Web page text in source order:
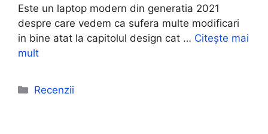
Este un laptop modern din generatia 2021
despre care vedem ca sufera multe modificari
in bine atat la capitolul design cat … Citește mai
mult
Categorii
Recenzii